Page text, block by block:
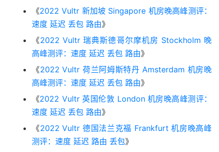
《2022 Vultr 新加坡 Singapore 机房晚高峰测评：
速度 延迟 丢包 路由》
《2022 Vultr 瑞典斯德哥尔摩机房 Stockholm 晚
高峰测评：速度 延迟 丢包 路由》
《2022 Vultr 荷兰阿姆斯特丹 Amsterdam 机房晚
高峰测评：速度 延迟 丢包 路由》
《2022 Vultr 英国伦敦 London 机房晚高峰测评：
速度 延迟 丢包 路由》
《2022 Vultr 德国法兰克福 Frankfurt 机房晚高峰
测评：速度 延迟 路由 丢包》